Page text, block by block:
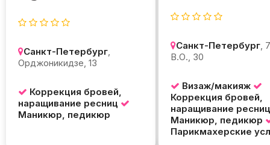
Санкт-Петербург,
Орджоникидзе, 13
Коррекция бровей,
наращивание ресниц
Маникюр, педикюр
Санкт-Петербург,
В.О., 30
Визаж/макияж
Коррекция бровей,
наращивание ресниц
Маникюр, педикюр
Парикмахерские